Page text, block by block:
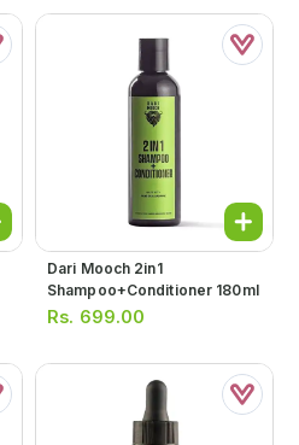
Dari Mooch 2in1
Shampoo+conditioner 180ml
Rs. 699.00